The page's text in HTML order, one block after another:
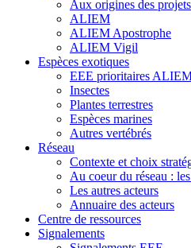
Aux origines des projets
ALIEM
ALIEM Apostrophe
ALIEM Vigil
Espèces exotiques
EEE prioritaires
Insectes
Plantes terrestres
Espèces marines
Autres vertébrés
Réseau
Contexte et choix
Au coeur du réseau :
Les autres acteurs
Annuaire des acteurs
Centre de ressources
Signalements